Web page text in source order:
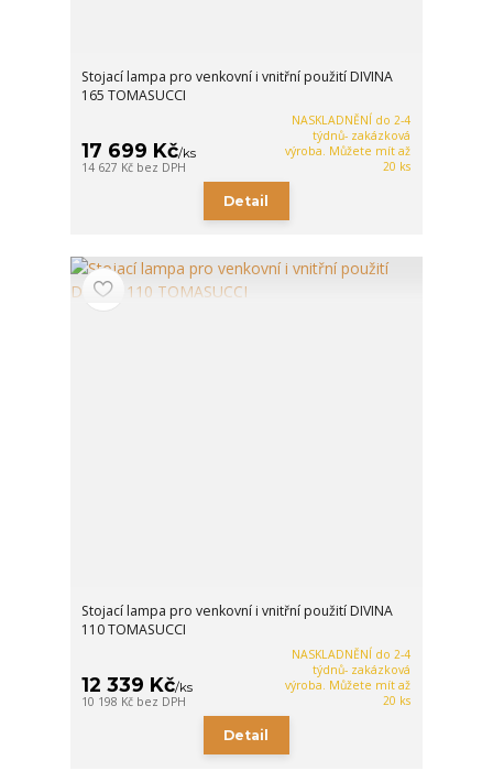
Stojací lampa pro venkovní i vnitřní použití DIVINA
165 TOMASUCCI
17 699 Kč/ks
14 627 Kč bez DPH
NASKLADNĚNÍ do 2-4
týdnů- zakázková
výroba. Můžete mít až
20 ks
Detail
Stojací lampa pro venkovní i vnitřní použití DIVINA
110 TOMASUCCI
12 339 Kč/ks
10 198 Kč bez DPH
NASKLADNĚNÍ do 2-4
týdnů- zakázková
výroba. Můžete mít až
20 ks
Detail